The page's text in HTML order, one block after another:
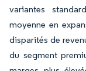
variantes
moyenne en
disparités de
du segment